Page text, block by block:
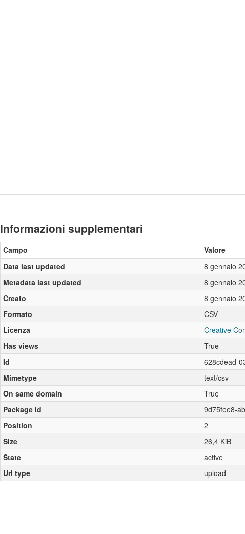
Informazioni supplementari
Campo
Valore
Data last updated
8 gennaio
Metadata last updated
8 gennaio
Creato
8 gennaio
Formato
CSV
Licenza
Creative
Has views
True
Id
628cdead-
Mimetype
text/csv
On same domain
True
Package id
9d75fee8-
Position
2
Size
26,4 KiB
State
active
Url type
upload